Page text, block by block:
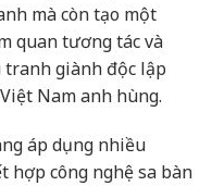
mà còn tạo một
quan tương tác và
tranh giành độc lập
Nam anh hùng.
áp dụng nhiều
hợp công nghệ sa bàn